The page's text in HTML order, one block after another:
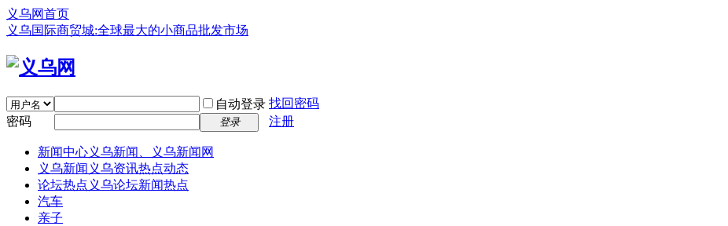
义乌网首页
义乌国际商贸城:全球最大的小商品批发市场
自动登录 找回密码
密码
登录 注册
新闻中心义乌新闻、义乌新闻网
义乌新闻 义乌资讯热点动态
论坛热点 义乌论坛新闻热点
汽车
亲子